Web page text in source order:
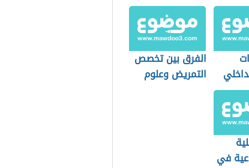
الفرق بين تخصص
التمريض وعلوم
في